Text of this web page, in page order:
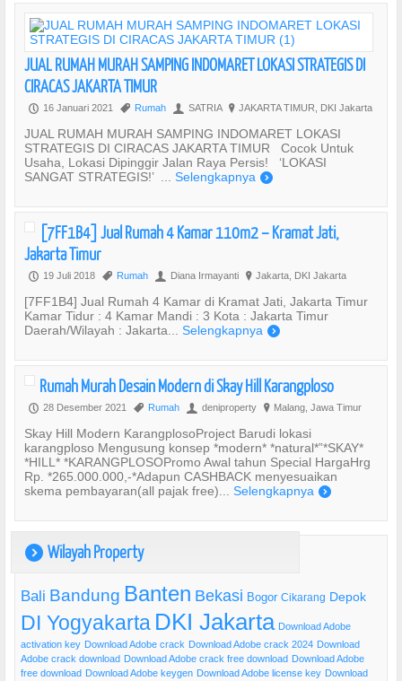
JUAL RUMAH MURAH SAMPING INDOMARET LOKASI STRATEGIS DI
CIRACAS JAKARTA TIMUR
P 16 Januari 2021 , Rumah U SATRIA ? JAKARTA TIMUR, DKI Jakarta
JUAL RUMAH MURAH SAMPING INDOMARET LOKASI
STRATEGIS DI CIRACAS JAKARTA TIMUR Cocok Untuk
Usaha, Lokasi Dipinggir Jalan Raya Persis! ‘LOKASI
SANGAT STRATEGIS!’ ... Selengkapnya )
[7FF1B4] Jual Rumah 4 Kamar 110m2 – Kramat Jati,
Jakarta Timur
P 19 Juli 2018 , Rumah U Diana Irmayanti ? Jakarta, DKI Jakarta
[7FF1B4] Jual Rumah 4 Kamar di Kramat Jati, Jakarta Timur
Kamar Tidur : 4 Kamar Mandi : 3 Kota : Jakarta Timur
Daerah/Wilayah : Jakarta... Selengkapnya )
Rumah Murah Desain Modern di Skay Hill Karangploso
P 28 Desember 2021 , Rumah U deniproperty ? Malang, Jawa Timur
Skay Hill Modern KarangplosoProject Barudi lokasi
karangploso Mengusung konsep *modern* *natural*”*SKAY*
*HILL* *KARANGPLOSOPromo Awal tahun Special HargaHrg
Rp. *265.000.000,-*Adapun CASHBACK menyesuaikan
skema pembayaran(all pajak free)... Selengkapnya )
) Wilayah Property
Bali Bandung Banten Bekasi Bogor Cikarang Depok
DI Yogyakarta DKI Jakarta Download Adobe
activation key Download Adobe crack Download Adobe crack 2024 Download
Adobe crack download Download Adobe crack free download Download Adobe
free download Download Adobe keygen Download Adobe license key Download